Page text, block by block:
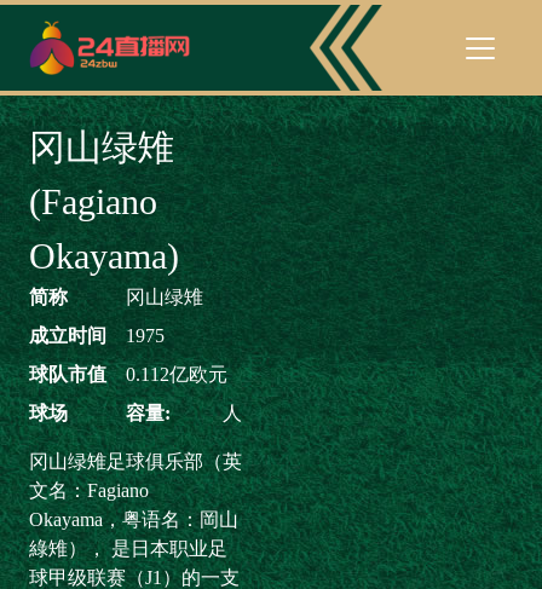
冈山绿雉
(Fagiano
Okayama)
简称
冈山绿雉
成立时间
1975
球队市值
0.112亿欧元
球场
容量: 人
冈山绿雉足球俱乐部（英
文名：Fagiano
Okayama，粤语名：岡山
綠雉）， 是日本职业足
球甲级联赛（J1）的一支